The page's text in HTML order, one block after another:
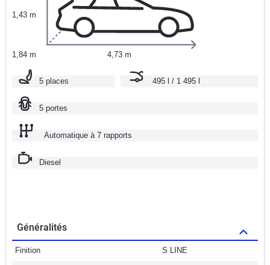
1,43 m
1,84 m 4,73 m
5 places 495 l / 1 495 l
5 portes
Automatique à 7 rapports
Diesel
Généralités
Finition S LINE